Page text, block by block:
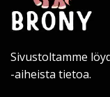
Sivustoltamme
-aiheista tietoa.